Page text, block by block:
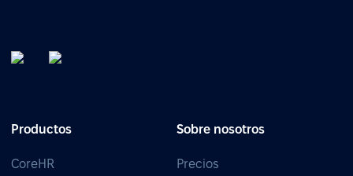
Productos
CoreHR
Sobre nosotros
Precios